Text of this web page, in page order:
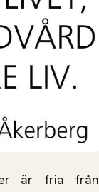
är fria från